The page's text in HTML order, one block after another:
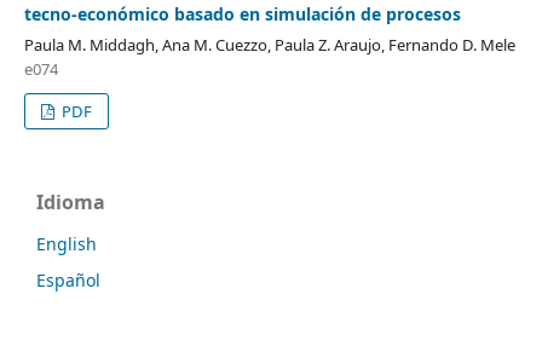
tecno-económico basado en simulación de procesos
Paula M. Middagh, Ana M. Cuezzo, Paula Z. Araujo, Fernando D. Mele
e074
PDF
Idioma
English
Español